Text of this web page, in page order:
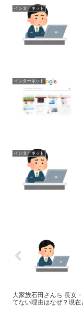
インターネット
インターネット
インターネット
大家族石田さんち 長女
てない理由はなぜ？現在